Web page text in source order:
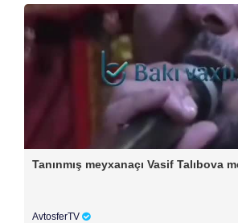
Tanınmış meyxanaçı Vasif Talıbova
AvtosferTV